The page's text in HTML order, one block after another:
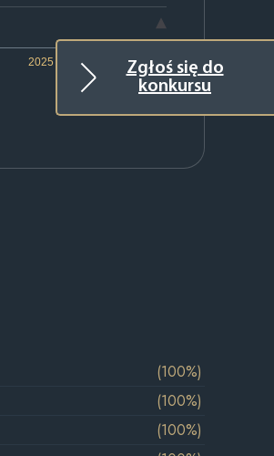
Zgłoś się do
konkursu
2025 2026
(100%)
(100%)
(100%)